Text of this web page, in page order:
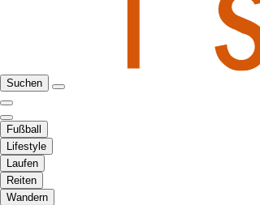
Suchen
Fußball
Lifestyle
Laufen
Reiten
Wandern